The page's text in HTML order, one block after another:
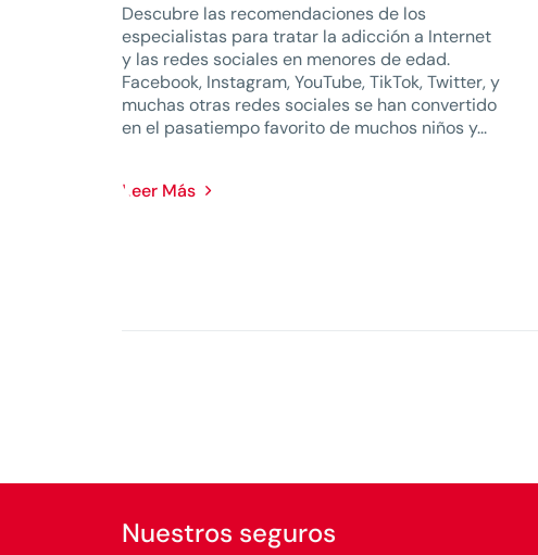
Descubre las recomendaciones de los
especialistas para tratar la adicción a Internet
y las redes sociales en menores de edad.
Facebook, Instagram, YouTube, TikTok, Twitter, y
muchas otras redes sociales se han convertido
en el pasatiempo favorito de muchos niños y...
Leer Más
Nuestros seguros